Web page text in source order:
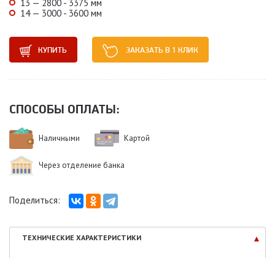
13 — 2800 - 3375 мм
14 — 3000 - 3600 мм
КУПИТЬ ЗАКАЗАТЬ В 1 КЛИК
СПОСОБЫ ОПЛАТЫ:
Наличными Картой
Через отделение банка
Поделиться:
ТЕХНИЧЕСКИЕ ХАРАКТЕРИСТИКИ